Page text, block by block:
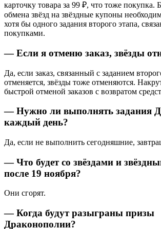
карточку товара за 99 ₽, что тоже покупка.
обмена звёзд на звёздные купоны
хотя бы одного задания второго этапа,
покупками.
— Если я отменю заказ, звёзды
Да, если заказ, связанный с заданием
отменяется, звёзды тоже отменяются.
быстрой отменой заказов с возвратом
— Нужно ли выполнять задания
каждый день?
Да, если не выполнить сегодняшние,
— Что будет со звёздами и
после 19 ноября?
Они сгорят.
— Когда будут разыграны призы
Драконополии?